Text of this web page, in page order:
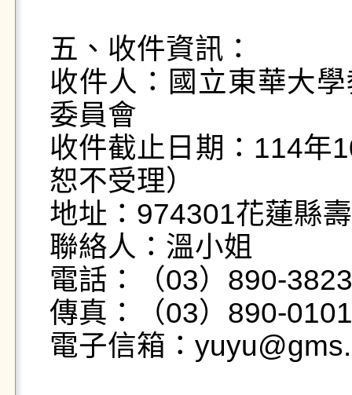
五、收件資訊：
收件人：國立東華大
委員會
收件截止日期：114年
恕不受理）
地址：974301花蓮縣
聯絡人：溫小姐
電話：（03）890-3823
傳真：（03）890-0101
電子信箱：